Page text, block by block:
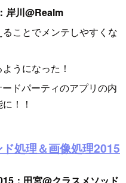
岸川@Realm
ことでメンテしやすくな
うになった！
ドパーティのアプリの内
！！
処理＆画像処理2015
：田宮@クラスメソッド